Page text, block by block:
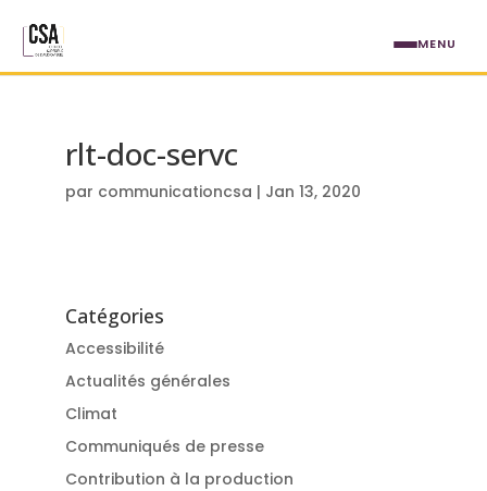
rlt-doc-servc
par communicationcsa | Jan 13, 2020
Catégories
Accessibilité
Actualités générales
Climat
Communiqués de presse
Contribution à la production
MENU